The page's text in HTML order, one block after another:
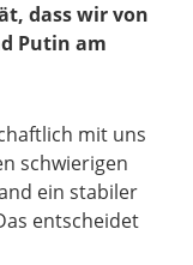
dass wir von
Putin am
mit uns
schwierigen
ein stabiler
entscheidet